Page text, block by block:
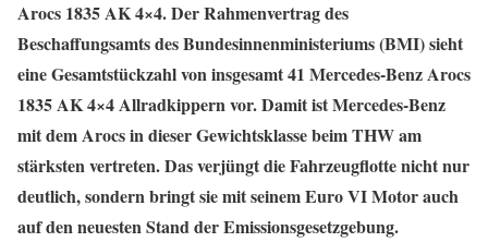
Arocs 1835 AK 4×4. Der Rahmenvertrag des
Beschaffungsamts des Bundesinnenministeriums (BMI) sieht
eine Gesamtstückzahl von insgesamt 41 Mercedes-Benz Arocs
1835 AK 4×4 Allradkippern vor. Damit ist Mercedes-Benz
mit dem Arocs in dieser Gewichtsklasse beim THW am
stärksten vertreten. Das verjüngt die Fahrzeugflotte nicht nur
deutlich, sondern bringt sie mit seinem Euro VI Motor auch
auf den neuesten Stand der Emissionsgesetzgebung.